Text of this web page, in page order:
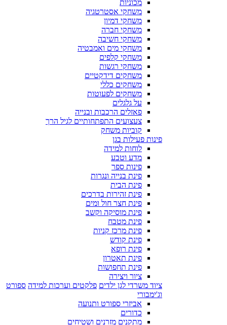
מכוניות
משחקי אסטרטגיה
משחקי דמיון
משחקי חברה
משחקי חשיבה
משחקי מים ואמבטיה
משחקי קלפים
משחקי רגשות
משחקים דידקטיים
משחקים כללי
משחקים לפעוטות
על גלגלים
פאזלים הרכבות ובנייה
צעצועים התפתחותיים לגיל הרך
קוביות משחק
פינות פעילות בגן
לוחות למידה
מדע וטבע
פינות ספר
פינת בנייה ונגרות
פינת הבית
פינת זהירות בדרכים
פינת חצר חול ומים
פינת מוסיקה וקשב
פינת מטבח
פינת מרכז קניות
פינת קודש
פינת רופא
פינת תאטרון
פינת תחפושות
ציור ויצירה
ציוד משרדי לגן ילדים פלקטים וערכות למידה ספורט
וג'ימבורי
אביזרי ספורט ותנועה
כדורים
מתקנים מזרנים ושטיחים